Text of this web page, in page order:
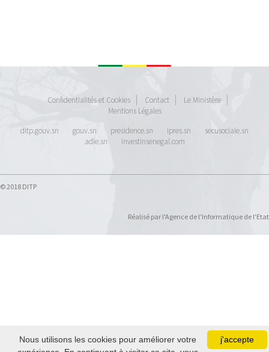
Confidentialités et Cookies Contact
Le Ministère
Mentions Légales
ditp.gouv.sn
gouv.sn presidence.sn ipres.sn
secusociale.sn
adie.sn
investinsenegal.com
© 2018 DITP
Réalisé par l'Agence de l'Informatique de l'Etat
j'accepte
Nous utilisons les cookies pour améliorer votre